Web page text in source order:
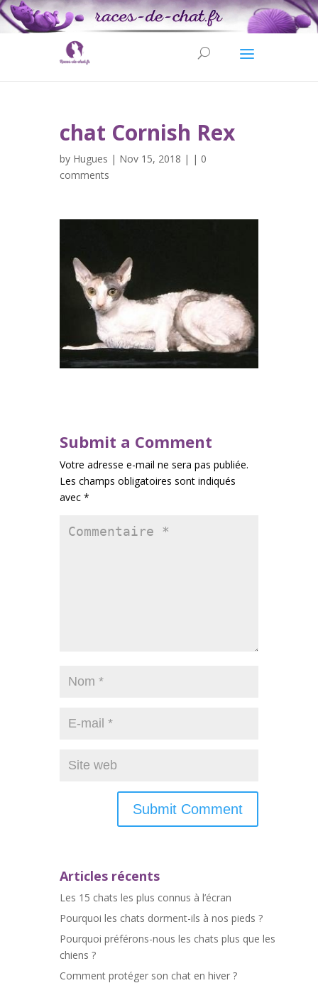
chat Cornish Rex
by Hugues | Nov 15, 2018 | | 0
comments
Submit a Comment
Votre adresse e-mail ne sera pas publiée.
Les champs obligatoires sont indiqués
avec *
Articles récents
Les 15 chats les plus connus à l’écran
Pourquoi les chats dorment-ils à nos pieds ?
Pourquoi préférons-nous les chats plus que les
chiens ?
Comment protéger son chat en hiver ?